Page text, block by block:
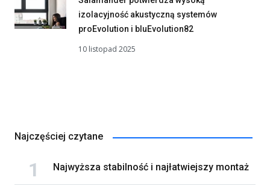
izolacyjność akustyczną systemów
proEvolution i bluEvolution82
10 listopad 2025
Najczęściej czytane
Najwyższa stabilność i najłatwiejszy montaż